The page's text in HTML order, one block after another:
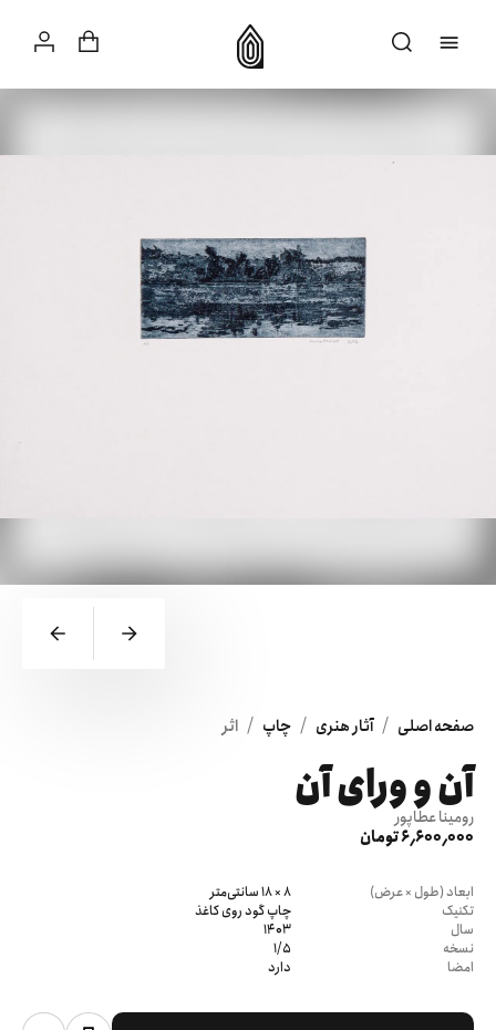
صفحه اصلی / آثار هنری / چاپ / اثر
آن و ورای آن
رومینا عطاپور
6٬600٬000 تومان
ابعاد (طول × عرض)
8 × 18 سانتی‌متر
تکنیک
چاپ گود روی کاغذ
سال
1403
نسخه
1/5
امضا
دارد